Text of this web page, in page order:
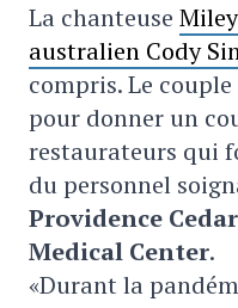
La chanteuse
australien Cody
compris. Le
pour donner un
restaurateurs qui
du personnel
Providence
Medical Center.
«Durant la